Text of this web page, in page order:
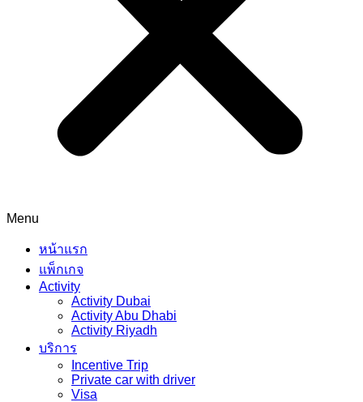
Menu
หน้าแรก
แพ็กเกจ
Activity
Activity Dubai
Activity Abu Dhabi
Activity Riyadh
บริการ
Incentive Trip
Private car with driver
Visa